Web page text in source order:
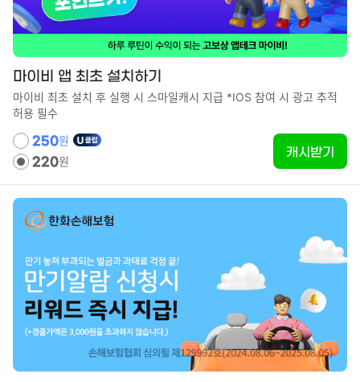
마이비 앱 최초 설치하기
마이비 최초 설치 후 실행 시 스마일캐시 지급 *IOS 참여 시 광고 추적
허용 필수
250원
220원
캐시받기